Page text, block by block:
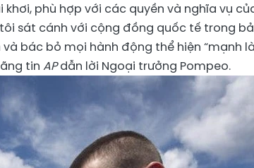
phù hợp với các quyền và nghĩa vụ
sát cánh với cộng đồng quốc tế trong
bác bỏ mọi hành động thể hiện “mạnh
tin APdẫn lời Ngoại trưởng Pompeo.